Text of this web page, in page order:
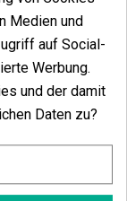
sagen, dass
Sie nicht
Medien und
auf Social-
Werbung.
und der damit
Daten zu?